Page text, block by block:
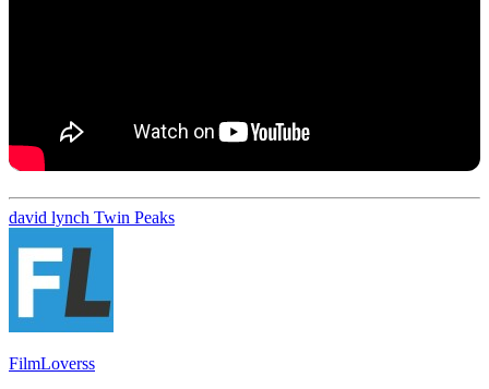
david lynch Twin Peaks
FilmLoverss